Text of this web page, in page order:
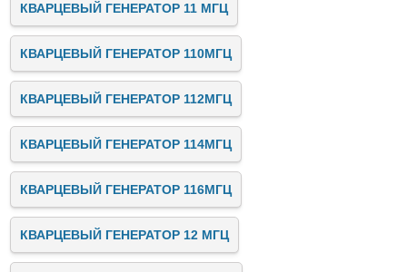
КВАРЦЕВЫЙ ГЕНЕРАТОР 11 МГЦ
КВАРЦЕВЫЙ ГЕНЕРАТОР 110МГЦ
КВАРЦЕВЫЙ ГЕНЕРАТОР 112МГЦ
КВАРЦЕВЫЙ ГЕНЕРАТОР 114МГЦ
КВАРЦЕВЫЙ ГЕНЕРАТОР 116МГЦ
КВАРЦЕВЫЙ ГЕНЕРАТОР 12 МГЦ